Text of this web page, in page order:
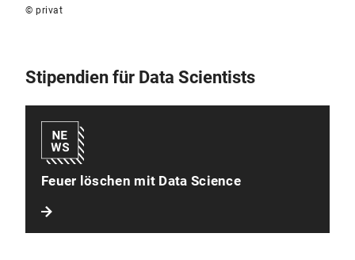
© privat
Stipendien für Data Scientists
Feuer löschen mit Data Science